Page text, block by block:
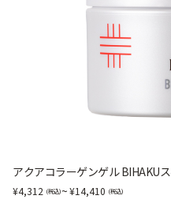
アクアコラーゲンゲル BIHAKU
4,312 ~ 14,410